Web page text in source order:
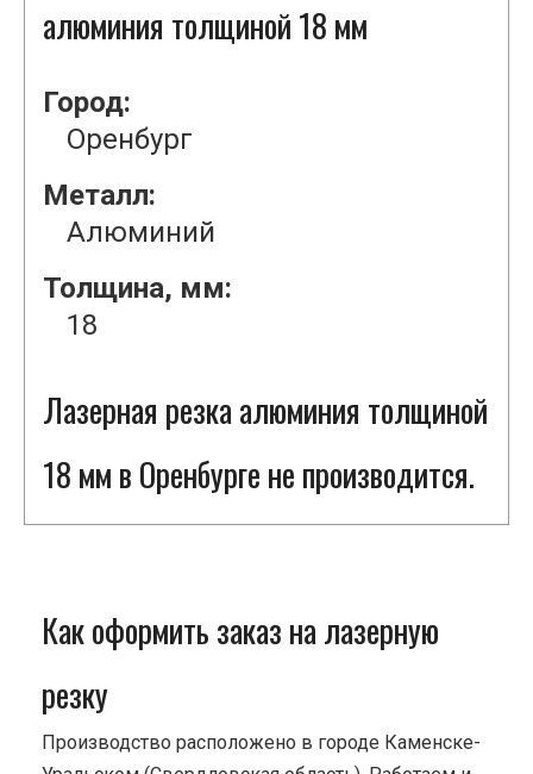
алюминия толщиной 18 мм
Город:
Оренбург
Металл:
Алюминий
Толщина, мм:
18
Лазерная резка алюминия толщиной
18 мм в Оренбурге не производится.
Как оформить заказ на лазерную
резку
Производство расположено в городе Каменске-